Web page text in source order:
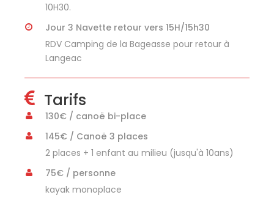
10H30.
Jour 3 Navette retour vers 15H/15h30
RDV Camping de la Bageasse pour retour à
Langeac
Tarifs
130€ / canoë bi-place
145€ / Canoë 3 places
2 places + 1 enfant au milieu (jusqu'à 10ans)
75€ / personne
kayak monoplace